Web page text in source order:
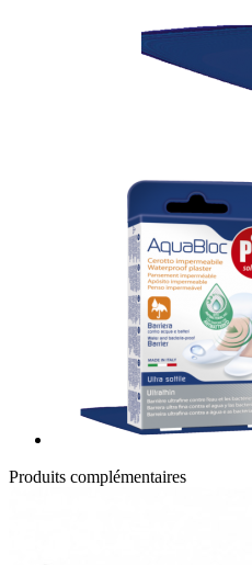
Produits complémentaires